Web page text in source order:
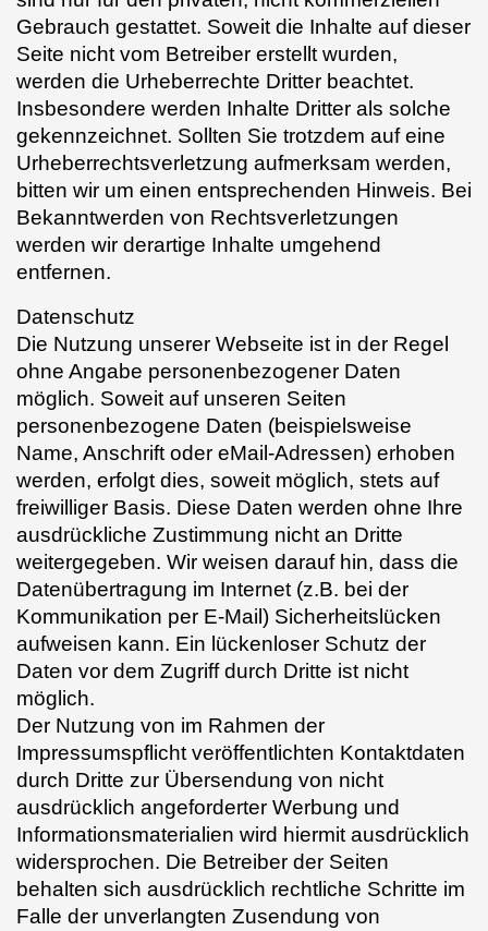
Gebrauch gestattet. Soweit die Inhalte auf dieser
Seite nicht vom Betreiber erstellt wurden,
werden die Urheberrechte Dritter beachtet.
Insbesondere werden Inhalte Dritter als solche
gekennzeichnet. Sollten Sie trotzdem auf eine
Urheberrechtsverletzung aufmerksam werden,
bitten wir um einen entsprechenden Hinweis. Bei
Bekanntwerden von Rechtsverletzungen
werden wir derartige Inhalte umgehend
entfernen.
Datenschutz
Die Nutzung unserer Webseite ist in der Regel
ohne Angabe personenbezogener Daten
möglich. Soweit auf unseren Seiten
personenbezogene Daten (beispielsweise
Name, Anschrift oder eMail-Adressen) erhoben
werden, erfolgt dies, soweit möglich, stets auf
freiwilliger Basis. Diese Daten werden ohne Ihre
ausdrückliche Zustimmung nicht an Dritte
weitergegeben. Wir weisen darauf hin, dass die
Datenübertragung im Internet (z.B. bei der
Kommunikation per E-Mail) Sicherheitslücken
aufweisen kann. Ein lückenloser Schutz der
Daten vor dem Zugriff durch Dritte ist nicht
möglich.
Der Nutzung von im Rahmen der
Impressumspflicht veröffentlichten Kontaktdaten
durch Dritte zur Übersendung von nicht
ausdrücklich angeforderter Werbung und
Informationsmaterialien wird hiermit ausdrücklich
widersprochen. Die Betreiber der Seiten
behalten sich ausdrücklich rechtliche Schritte im
Falle der unverlangten Zusendung von